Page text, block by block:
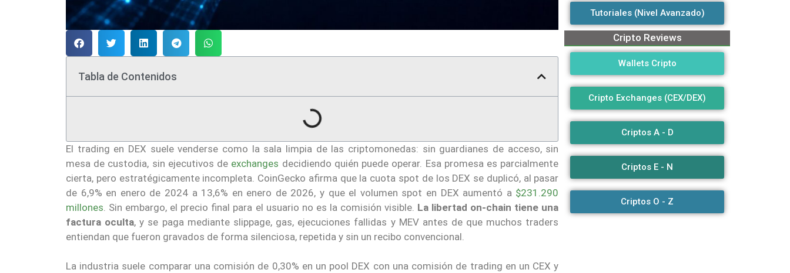
Tabla de Contenidos
El trading en DEX suele venderse como la sala limpia de las criptomonedas: sin guardianes de acceso, sin
mesa de custodia, sin ejecutivos de exchanges decidiendo quién puede operar. Esa promesa es parcialmente
cierta, pero estratégicamente incompleta. CoinGecko afirma que la cuota spot de los DEX se duplicó, al pasar
de 6,9% en enero de 2024 a 13,6% en enero de 2026, y que el volumen spot en DEX aumentó a $231.290
millones . Sin embargo, el precio final para el usuario no es la comisión visible. La libertad on-chain tiene una
factura oculta, y se paga mediante slippage, gas, ejecuciones fallidas y MEV antes de que muchos traders
entiendan que fueron gravados de forma silenciosa, repetida y sin un recibo convencional.
La industria suele comparar una comisión de 0,30% en un pool DEX con una comisión de trading en un CEX y
Tutoriales (Nivel Avanzado)
Cripto Reviews
Wallets Cripto
Cripto Exchanges (CEX/DEX)
Criptos A - D
Criptos E - N
Criptos O - Z